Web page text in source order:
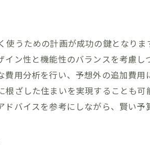
自然と調和する自由設計の家づく
を感じる住まいの設計ポイント
季を楽しむための庭とテラス設計
フレンドリーな素材の選び方
の風土を活かした快適な住環境
内をつなぐデザインの工夫
使うための計画が成功の鍵となり
イン性と機能性のバランスを考慮
費用分析を行い、予想外の追加費
根ざした住まいを実現することも
バイスを参考にしながら、賢い予